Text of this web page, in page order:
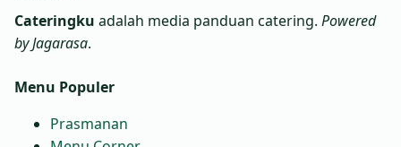
Cateringku adalah media panduan catering. Powered
by Jagarasa.
Menu Populer
Prasmanan